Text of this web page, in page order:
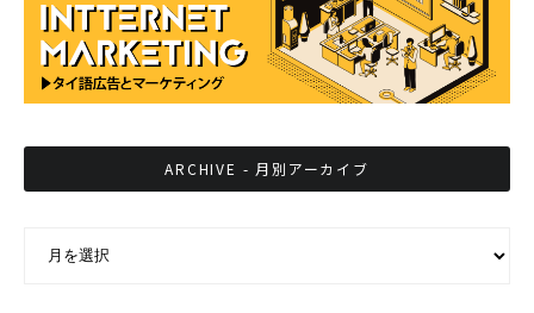
ARCHIVE - 月別アーカイブ